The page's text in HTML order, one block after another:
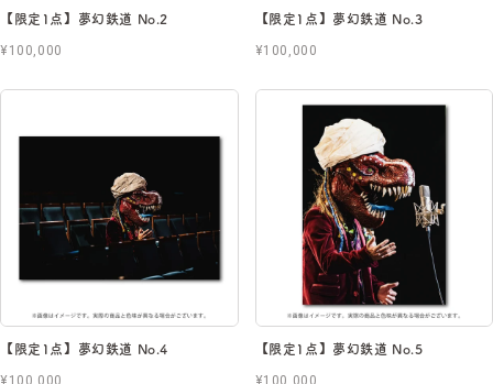
【限定1点】夢幻鉄道 No.2
¥100,000
【限定1点】夢幻鉄道 No.3
¥100,000
【限定1点】夢幻鉄道 No.4 【限定1点】夢幻鉄道 No.5